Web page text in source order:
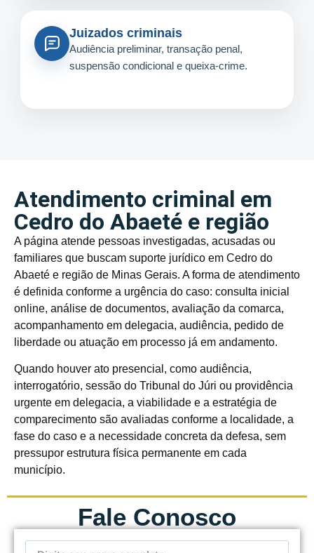
Juizados criminais
Audiência preliminar, transação penal,
suspensão condicional e queixa-crime.
Atendimento criminal em
Cedro do Abaeté e região
A página atende pessoas investigadas, acusadas ou
familiares que buscam suporte jurídico em Cedro do
Abaeté e região de Minas Gerais. A forma de atendimento
é definida conforme a urgência do caso: consulta inicial
online, análise de documentos, avaliação da comarca,
acompanhamento em delegacia, audiência, pedido de
liberdade ou atuação em processo já em andamento.
Quando houver ato presencial, como audiência,
interrogatório, sessão do Tribunal do Júri ou providência
urgente em delegacia, a viabilidade e a estratégia de
comparecimento são avaliadas conforme a localidade, a
fase do caso e a necessidade concreta da defesa, sem
pressupor estrutura física permanente em cada
município.
Fale Conosco